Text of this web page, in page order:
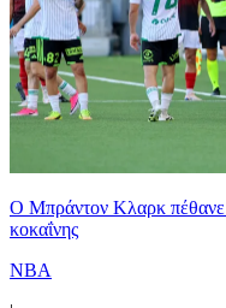
Ο Μπράντον Κλαρκ πέθανε
κοκαΐνης
NBA